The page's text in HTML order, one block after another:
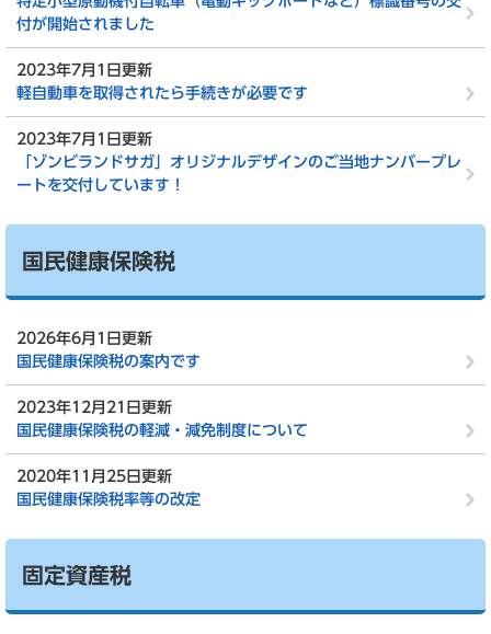
付が開始されました
2023年7月1日更新
軽自動車を取得されたら手続きが必要です
2023年7月1日更新
「ゾンビランドサガ」オリジナルデザインのご当地ナンバープレ
ートを交付しています！
国民健康保険税
2026年6月1日更新
国民健康保険税の案内です
2023年12月21日更新
国民健康保険税の軽減・減免制度について
2020年11月25日更新
国民健康保険税率等の改定
固定資産税